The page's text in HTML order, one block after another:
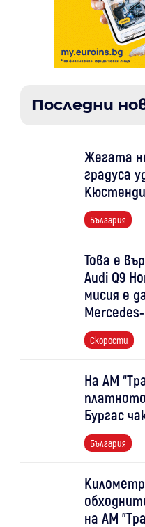
Последни
Жегата
градуса
България
Това е
Audi Q9
мисия е
Скорости
На АМ
Бургас
България
на АМ